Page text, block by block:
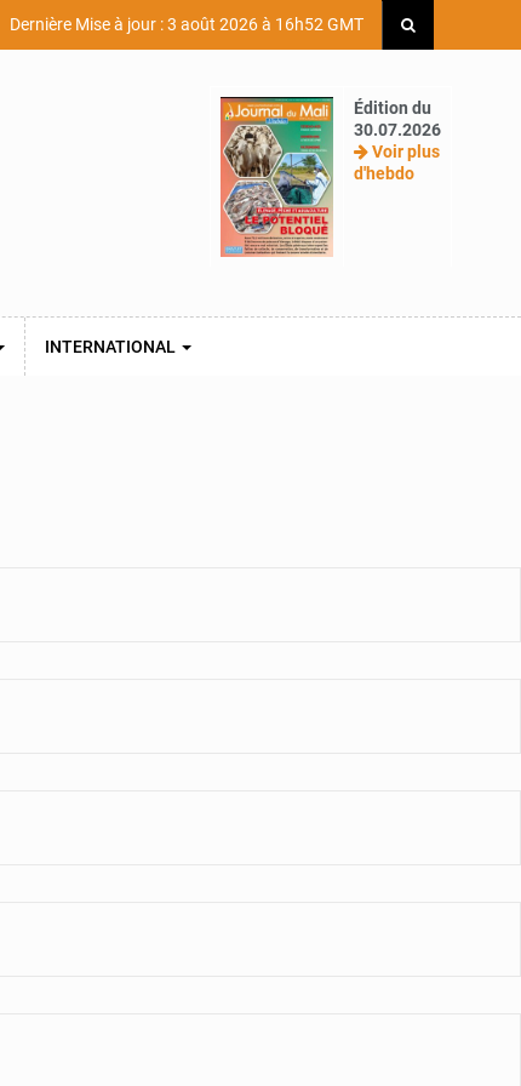
Dernière Mise à jour : 3 août 2026 à 16h52 GMT
Édition du
30.07.2026
Voir plus
d'hebdo
INTERNATIONAL